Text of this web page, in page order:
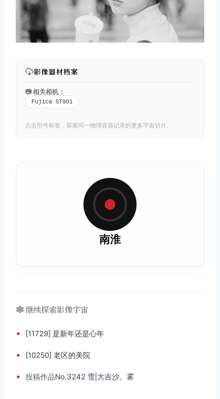
影像器材档案
📷 相关相机：
Fujica ST901
点击型号标签，探索同一物理容器记录的更多宇宙切片。
南淮
🕸️ 继续探索影像宇宙
• [11729] 是新年还是心年
• [10250] 老区的美院
• 投稿作品No.3242 雪|大吉沙。雾